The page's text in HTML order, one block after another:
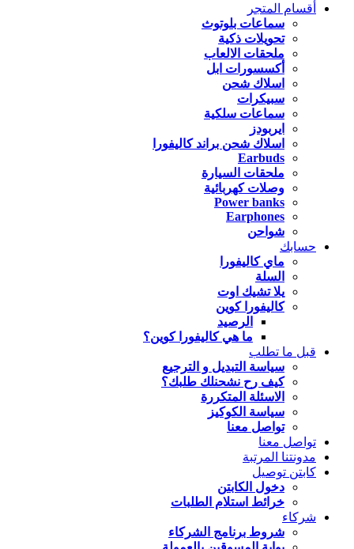
أقسام المتجر
سماعات بلوتوث
تحويلات ذكية
ملحقات الالعاب
أكسسورات ابل
اسلاك شحن
سبيكرات
سماعات سلكية
ايربودز
اسلاك شحن براند كاليفورا
Earbuds
ملحقات السيارة
وصلات كهربائية
Power banks
Earphones
شواحن
حسابك
ماي كاليفورا
السلة
يلا تشيك اوت
كاليفورا كوين
الرصيد
ما هي كاليفورا كوين؟
قبل ما تطلب
سياسة التبديل و الترجيع
كيف رح نشحنلك طلبك؟
الاسئلة المتكررة
سياسة الكوكيز
تواصل معنا
تواصل معنا
مدونتنا المرتبة
كابتن توصيل
دخول الكابتن
خرائط استلام الطلبات
شركاء
شروط برنامج الشركاء